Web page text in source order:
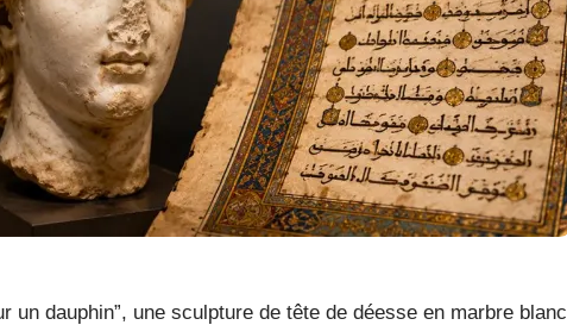
un dauphin”, une sculpture de tête de déesse en marbre blanc